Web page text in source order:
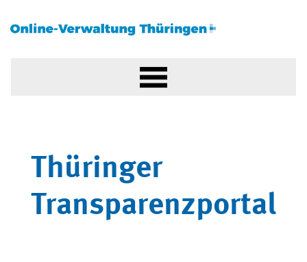
Thüringer
Transparenzportal